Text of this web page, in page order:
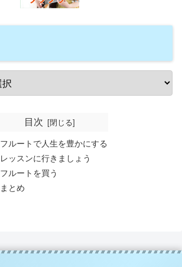
目次
フルートで人生を豊かにする
レッスンに行きましょう
フルートを買う
まとめ